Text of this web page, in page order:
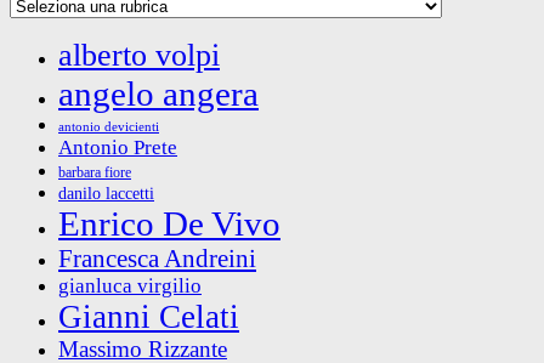
alberto volpi
angelo angera
antonio devicienti
Antonio Prete
barbara fiore
danilo laccetti
Enrico De Vivo
Francesca Andreini
gianluca virgilio
Gianni Celati
Massimo Rizzante